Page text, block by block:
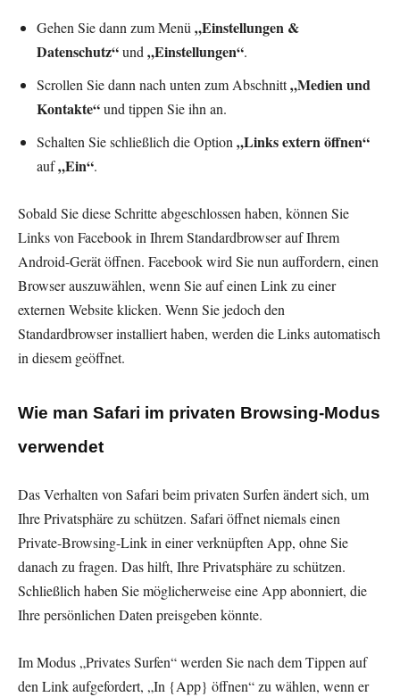
Gehen Sie dann zum Menü„Einstellungen &
Datenschutz“und„Einstellungen“.
Scrollen Sie dann nach unten zum Abschnitt„Medien und
Kontakte“und tippen Sie ihn an.
Schalten Sie schließlich die Option„Links extern öffnen“
auf„Ein“.
Sobald Sie diese Schritte abgeschlossen haben, können Sie
Links von Facebook in Ihrem Standardbrowser auf Ihrem
Android-Gerät öffnen. Facebook wird Sie nun auffordern, einen
Browser auszuwählen, wenn Sie auf einen Link zu einer
externen Website klicken. Wenn Sie jedoch den
Standardbrowser installiert haben, werden die Links automatisch
in diesem geöffnet.
Wie man Safari im privaten Browsing-Modus
verwendet
Das Verhalten von Safari beim privaten Surfen ändert sich, um
Ihre Privatsphäre zu schützen. Safari öffnet niemals einen
Private-Browsing-Link in einer verknüpften App, ohne Sie
danach zu fragen. Das hilft, Ihre Privatsphäre zu schützen.
Schließlich haben Sie möglicherweise eine App abonniert, die
Ihre persönlichen Daten preisgeben könnte.
Im Modus „Privates Surfen“ werden Sie nach dem Tippen auf
den Link aufgefordert, „In {App} öffnen“ zu wählen, wenn er